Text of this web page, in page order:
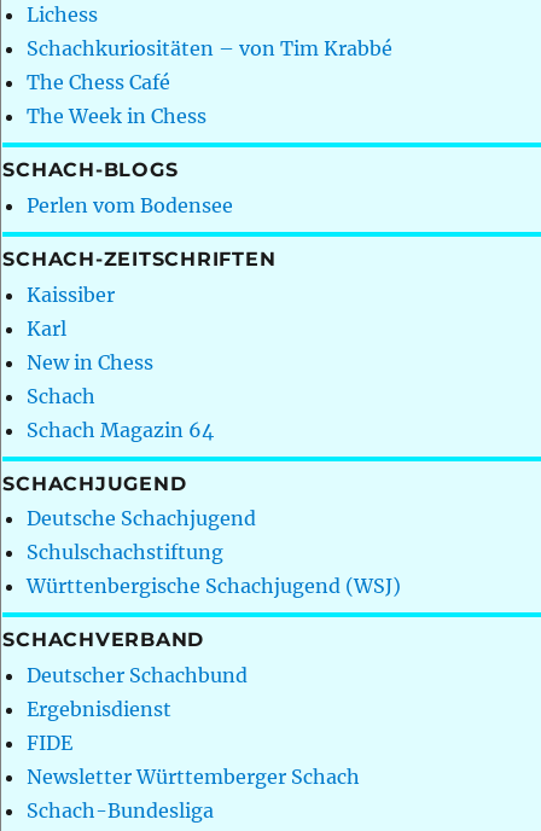
Lichess
Schachkuriositäten – von Tim Krabbé
The Chess Café
The Week in Chess
SCHACH-BLOGS
Perlen vom Bodensee
SCHACH-ZEITSCHRIFTEN
Kaissiber
Karl
New in Chess
Schach
Schach Magazin 64
SCHACHJUGEND
Deutsche Schachjugend
Schulschachstiftung
Württenbergische Schachjugend (WSJ)
SCHACHVERBAND
Deutscher Schachbund
Ergebnisdienst
FIDE
Newsletter Württemberger Schach
Schach-Bundesliga